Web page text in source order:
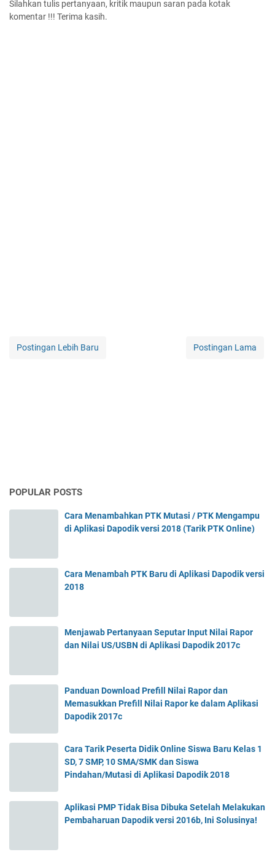
Silahkan tulis pertanyaan, kritik maupun saran pada kotak
komentar !!! Terima kasih.
Postingan Lebih Baru Postingan Lama
POPULAR POSTS
Cara Menambahkan PTK Mutasi / PTK Mengampu
di Aplikasi Dapodik versi 2018 (Tarik PTK Online)
Cara Menambah PTK Baru di Aplikasi Dapodik versi
2018
Menjawab Pertanyaan Seputar Input Nilai Rapor
dan Nilai US/USBN di Aplikasi Dapodik 2017c
Panduan Download Prefill Nilai Rapor dan
Memasukkan Prefill Nilai Rapor ke dalam Aplikasi
Dapodik 2017c
Cara Tarik Peserta Didik Online Siswa Baru Kelas 1
SD, 7 SMP, 10 SMA/SMK dan Siswa
Pindahan/Mutasi di Aplikasi Dapodik 2018
Aplikasi PMP Tidak Bisa Dibuka Setelah Melakukan
Pembaharuan Dapodik versi 2016b, Ini Solusinya!